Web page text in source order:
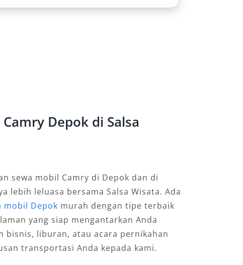
Depok di Salsa
sewa mobil Camry di Depok dan di
lebih leluasa bersama Salsa Wisata. Ada
mobil Depok murah dengan tipe terbaik
yang siap mengantarkan Anda
bisnis, liburan, atau acara pernikahan
transportasi Anda kepada kami.